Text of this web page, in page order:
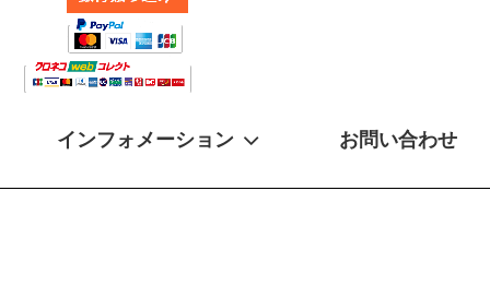
インフォメーション お問い合わせ